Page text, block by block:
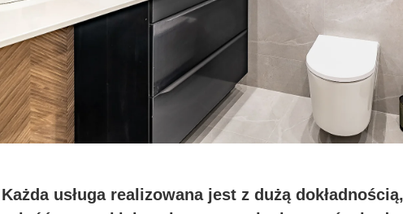
Każda usługa realizowana jest z dużą